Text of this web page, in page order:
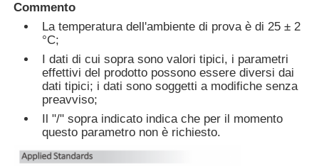
Commento
La temperatura dell'ambiente di prova è di 25 ± 2
°C;
I dati di cui sopra sono valori tipici, i parametri
effettivi del prodotto possono essere diversi dai
dati tipici; i dati sono soggetti a modifiche senza
preavviso;
Il "/" sopra indicato indica che per il momento
questo parametro non è richiesto.